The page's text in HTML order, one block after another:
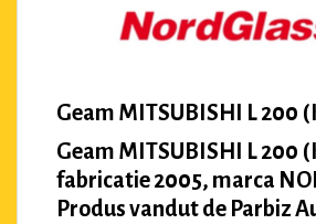
Geam MITSUBISHI L 200
Geam MITSUBISHI L 200
fabricatie 2005, marca
Produs vandut de Parbiz